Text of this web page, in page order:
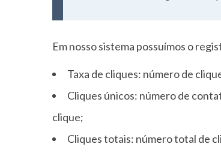
Em nosso sistema possuímos o
Taxa de cliques: número de
Cliques únicos: número de
clique;
Cliques totais: número total de